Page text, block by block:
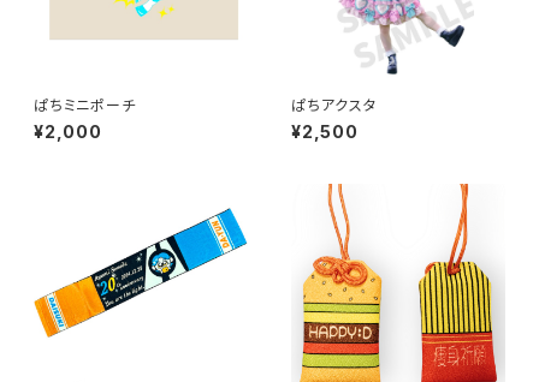
ぱちミニポーチ
¥2,000
ぱちアクスタ
¥2,500